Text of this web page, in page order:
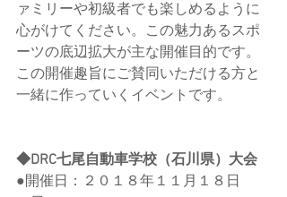
ァミリーや初級者でも楽しめるように
心がけてください。この魅力あるスポ
ーツの底辺拡大が主な開催目的です。
この開催趣旨にご賛同いただける方と
一緒に作っていくイベントです。
◆DRC七尾自動車学校（石川県）大会
●開催日：２０１８年１１月１８日